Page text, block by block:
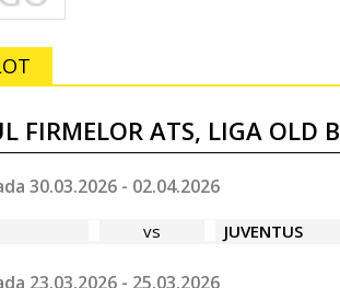
FIRMELOR ATS, LIGA OLD
30.03.2026 - 02.04.2026
vs JUVENTUS
23.03.2026 - 25.03.2026